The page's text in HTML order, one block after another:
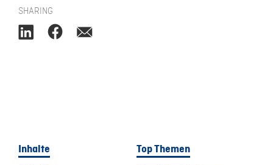
SHARING
Inhalte Top Themen